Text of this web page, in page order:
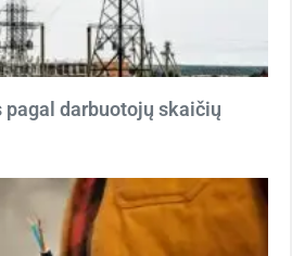
pagal darbuotojų skaičių